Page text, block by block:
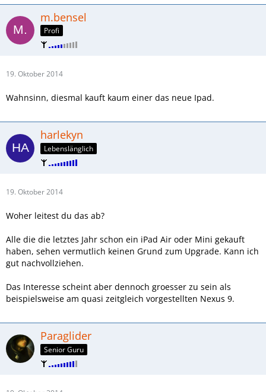
m.bensel
Profi
19. Oktober 2014
Wahnsinn, diesmal kauft kaum einer das neue Ipad.
harlekyn
Lebenslänglich
19. Oktober 2014
Woher leitest du das ab?
Alle die die letztes Jahr schon ein iPad Air oder Mini gekauft
haben, sehen vermutlich keinen Grund zum Upgrade. Kann ich
gut nachvollziehen.
Das Interesse scheint aber dennoch groesser zu sein als
beispielsweise am quasi zeitgleich vorgestellten Nexus 9.
Paraglider
Senior Guru